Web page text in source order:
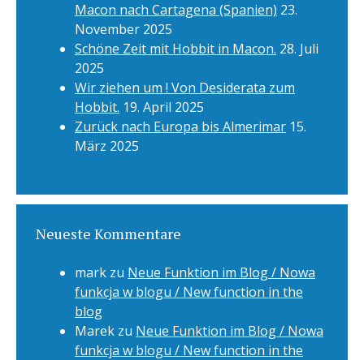
Macon nach Cartagena (Spanien) 23.
November 2025
Schöne Zeit mit Hobbit in Macon. 28. Juli
2025
Wir ziehen um ! Von Desiderata zum
Hobbit. 19. April 2025
Zurück nach Europa bis Almerimar 15.
März 2025
Neueste Kommentare
mark zu Neue Funktion im Blog / Nowa
funkcja w blogu / New function in the
blog
Marek zu Neue Funktion im Blog / Nowa
funkcja w blogu / New function in the